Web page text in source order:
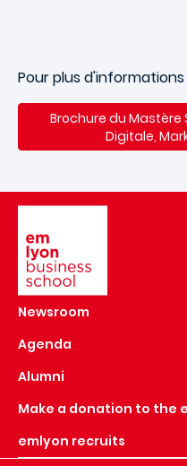
Pour plus d'informations
Brochure du
Digitale,
Newsroom
Agenda
Alumni
Make a donation to the
emlyon recruits